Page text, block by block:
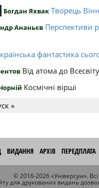
Богдан Яхвак Творець
Ананьєв Перспективи
фантастика
Від атома до Всесвіту
Космічні вірші
»
ВИДАННЯ АРХІВ ПЕРЕДПЛАТА
© 2016-2026 «Універсум».
для друкованих видань